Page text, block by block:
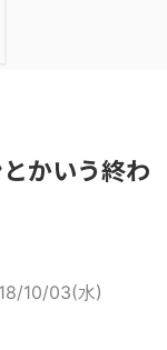
かいう終わ
10/03(水)